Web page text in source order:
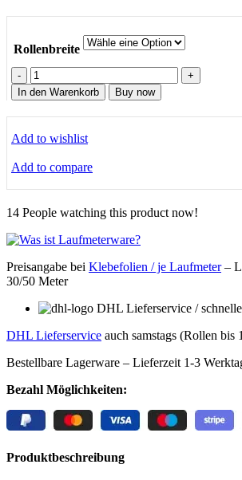
Rollenbreite
Selbsthaftende
Eisenfolie
ohne
Kleber
In den Warenkorb Buy now
Add to wishlist
Add to compare
14 People watching this product now!
Preisangabe bei Klebefolien / je Laufmeter–
30/50 Meter
DHL Lieferservice /
DHL Lieferservice auch samstags (Rollen bis
Bestellbare Lagerware – Lieferzeit 1-3
Bezahl Möglichkeiten:
Produktbeschreibung